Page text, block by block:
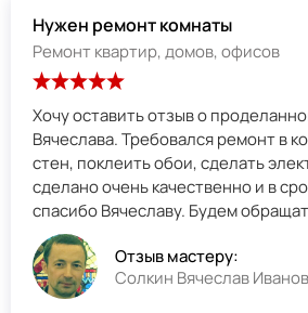
Нужен ремонт комнаты
Ремонт квартир, домов, офисов
Хочу оставить отзыв о
Вячеслава. Требовался ремонт в
стен, поклеить обои, сделать
сделано очень качественно и в срок.
спасибо Вячеславу. Будем
Отзыв мастеру:
Солкин Вячеслав